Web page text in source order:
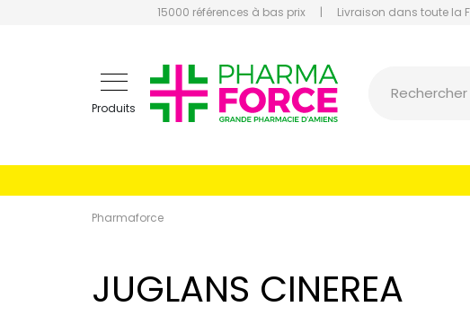
15000 références à bas prix | Livraison dans toute la
Produits
Pharmaforce
Rechercher
Pharmaforce
JUGLANS CINEREA